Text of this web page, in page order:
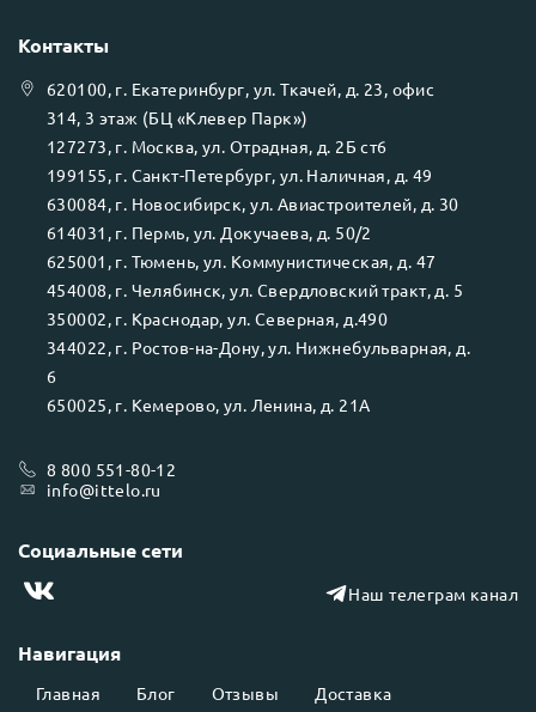
Навигация
Главная Блог Отзывы Доставка
Контакты
620100, г. Екатеринбург, ул.Ткачей, д. 23, офис
314, 3 этаж (БЦ «Клевер Парк»)
127273, г. Москва, ул. Отрадная, д. 2Б ст6
199155, г. Санкт-Петербург, ул. Наличная, д. 49
630084, г. Новосибирск, ул. Авиастроителей, д. 30
614031 , г. Пермь, ул. Докучаева, д. 50/2
625001 , г. Тюмень, ул. Коммунистическая, д. 47
454008, г. Челябинск, ул. Свердловский тракт, д. 5
350002, г. Краснодар, ул. Северная, д.490
344022, г. Ростов-на-Дону, ул. Нижнебульварная, д.
6
650025, г. Кемерово, ул. Ленина, д. 21А
8 800 551-80-12
info@ittelo.ru
Социальные сети
Наш телеграм канал